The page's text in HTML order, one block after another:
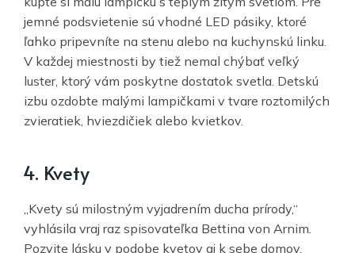
jemné podsvietenie sú vhodné LED pásiky, ktoré
ľahko pripevníte na stenu alebo na kuchynskú linku.
V každej miestnosti by tiež nemal chýbať veľký
luster, ktorý vám poskytne dostatok svetla. Detskú
izbu ozdobte malými lampičkami v tvare roztomilých
zvieratiek, hviezdičiek alebo kvietkov.
4. Kvety
„Kvety sú milostným vyjadrením ducha prírody,“
vyhlásila vraj raz spisovateľka Bettina von Arnim.
Pozvite lásku v podobe kvetov aj k sebe domov.